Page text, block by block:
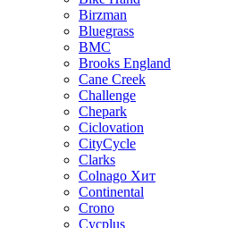
Birzman
Bluegrass
BMC
Brooks England
Cane Creek
Challenge
Chepark
Ciclovation
CityCycle
Clarks
Colnago Хит
Continental
Crono
Cycplus